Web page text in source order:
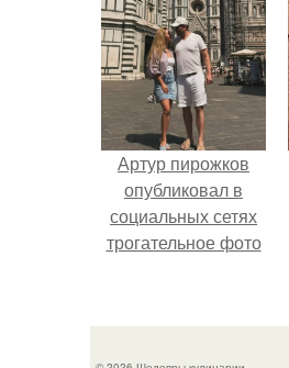
Артур пирожков
опубликовал в
социальных сетях
трогательное фото
сделанное во